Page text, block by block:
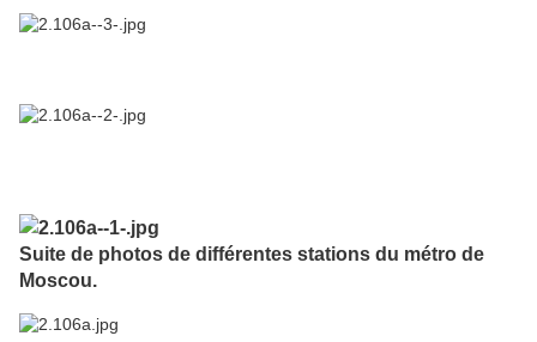
Suite de photos de différentes stations du métro de
Moscou.